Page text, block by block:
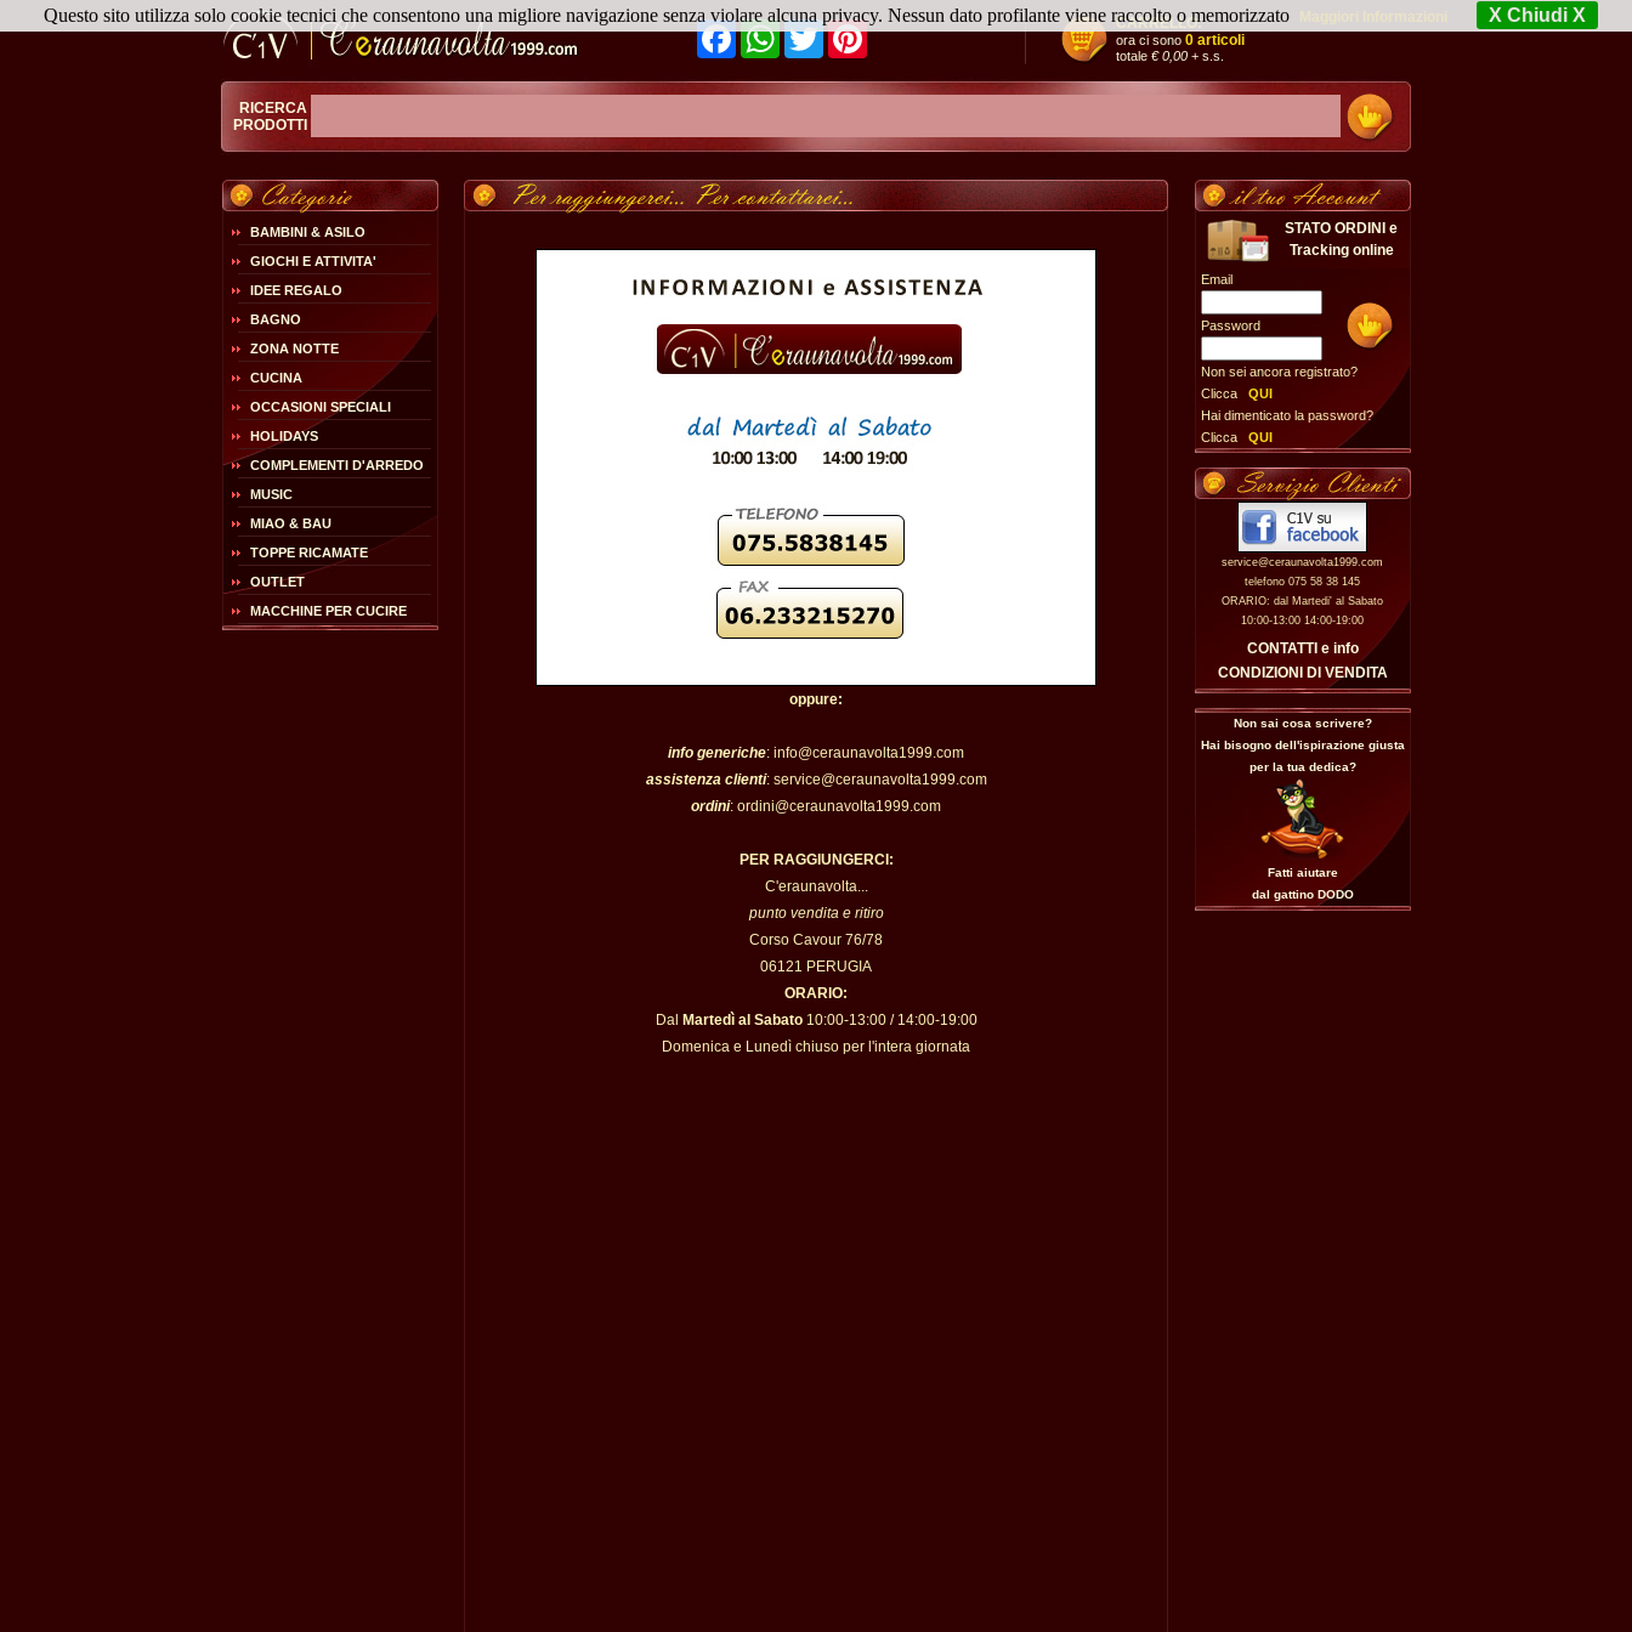
FacebookWhatsApp
TwitterPinterest CARRELLO:
ora ci sono 0 articoli
totale € 0,00 + s.s.
RICERCA
PRODOTTI
BAMBINI & ASILO
GIOCHI E ATTIVITA'
IDEE REGALO
BAGNO
ZONA NOTTE
CUCINA
OCCASIONI SPECIALI
HOLIDAYS
COMPLEMENTI D'ARREDO
MUSIC
MIAO & BAU
TOPPE RICAMATE
OUTLET
MACCHINE PER CUCIRE
oppure:
info generiche: info@ceraunavolta1999.com
assistenza clienti: service@ceraunavolta1999.com
ordini: ordini@ceraunavolta1999.com
PER RAGGIUNGERCI:
C'eraunavolta...
punto vendita e ritiro
Corso Cavour 76/78
06121 PERUGIA
ORARIO:
Dal Martedì al Sabato10:00-13:00 / 14:00-19:00
Domenica e Lunedì chiuso per l'intera giornata
STATO ORDINI e
Tracking online
Email
Password
Non sei ancora registrato?
Clicca
QUI
Hai dimenticato la password?
Clicca
QUI
service@ceraunavolta1999.com
telefono 075 58 38 145
ORARIO: dal Martedi' al Sabato
10:00-13:00 14:00-19:00
CONTATTI e info
CONDIZIONI DI VENDITA
Non sai cosa scrivere?
Hai bisogno dell'ispirazione giusta
per la tua dedica?
Fatti aiutare
dal gattino DODO
Questo sito utilizza solo cookie tecnici che consentono una migliore navigazione senza violare alcuna privacy. Nessun dato profilante viene raccolto o memorizzato X Chiudi X